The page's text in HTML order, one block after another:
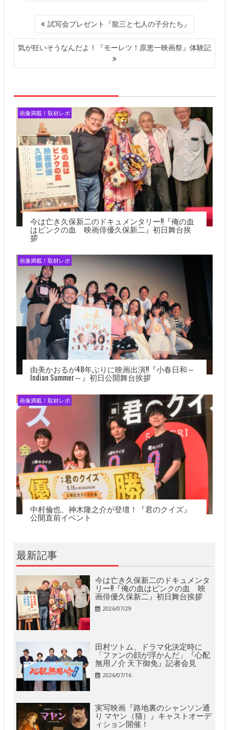
ナ
ビ
ゲ
ョ
ン
試写会プレゼント『龍三と七人の子分たち』
気が狂いそうなんだよ！『モーレツ！原恵一映画祭』体験記
画像満載！取材レポ
今は亡き久保新二のドキュメンタリー!!『俺の血
はピンクの血 映画俳優久保新二』初日舞台挨
拶
画像満載！取材レポ
由美かおるが48年ぶりに映画出演!!『小春日和～
Indian Summer～』初日公開舞台挨拶
画像満載！取材レポ
中村倫也、神木隆之介が登壇！『君のクイズ』
公開直前イベント
最新記事
今は亡き久保新二のドキュメンタ
リー!!『俺の血はピンクの血 映
画俳優久保新二』初日舞台挨拶
2026/07/29
田村ツトム、ドラマ化決定時に
「ファンの顔が浮かんだ」『心配
無用ノ介 天下御免』記者会見
2026/07/16
実写映画『路地裏のシャンソン通
り マヤン（猫）』キャストオーデ
ィション開催！